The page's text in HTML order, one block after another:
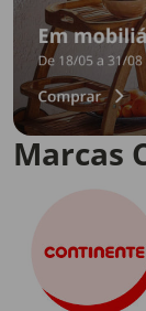
Marcas